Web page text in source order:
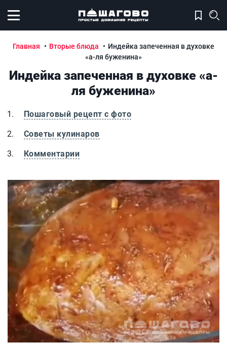
Открыть меню
Главная Вторые блюда
Индейка запеченная в духовке
«а-ля буженина»
Индейка запеченная в духовке «а-
ля буженина»
Пошаговый рецепт с фото
Советы кулинаров
Комментарии
Индейка запеченная в духовке «а-ля буженина»